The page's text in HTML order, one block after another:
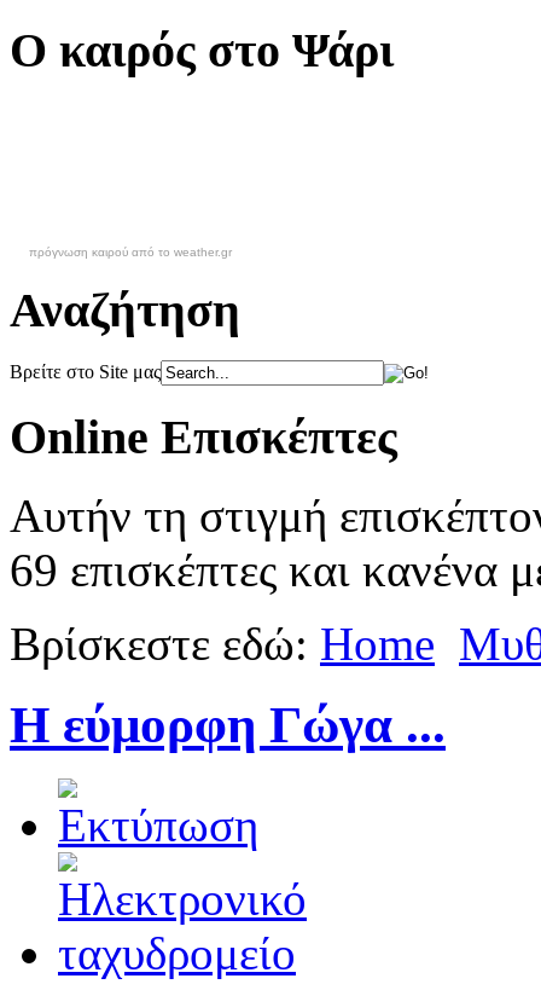
Ο καιρός στο Ψάρι
πρόγνωση καιρού από το weather.gr
Αναζήτηση
Βρείτε στο Site μας
Online Επισκέπτες
Αυτήν τη στιγμή
69 επισκέπτες και κανένα
Βρίσκεστε εδώ: Home
Η εύμορφη Γώγα ...